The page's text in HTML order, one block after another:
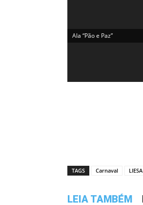
Ala “Pão e Paz”
TAGS Carnaval LIESA
LEIA TAMBÉM